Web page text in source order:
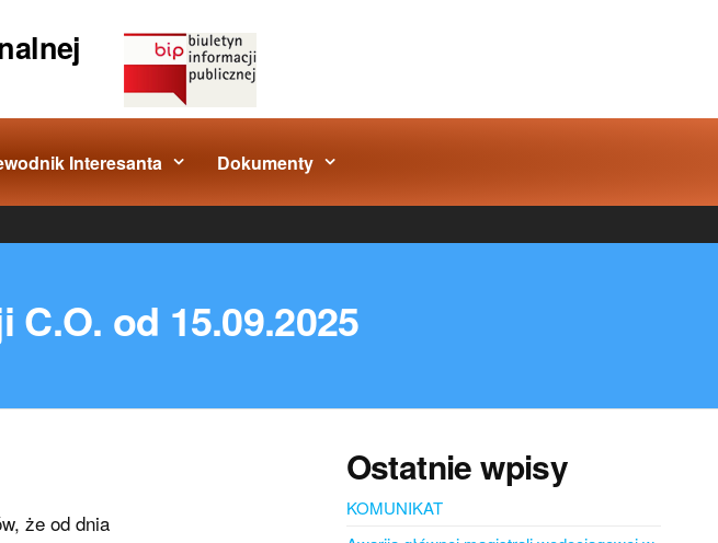
Interesanta Dokumenty
od 15.09.2025
że od dnia
Ostatnie wpisy
KOMUNIKAT